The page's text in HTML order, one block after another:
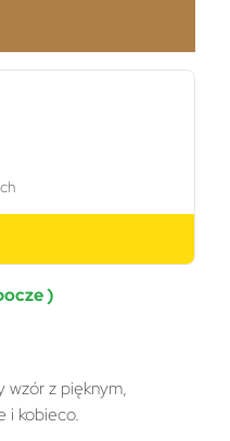
)
wzór z pięknym,
i kobieco.